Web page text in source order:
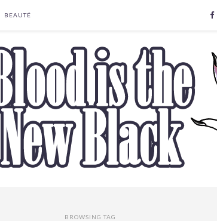
BEAUTÉ
BROWSING TAG